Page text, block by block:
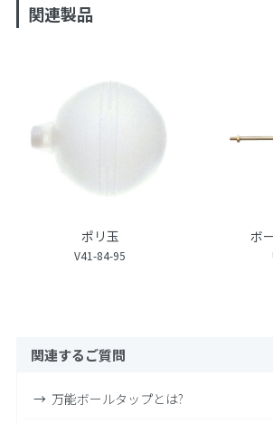
関連製品
ポリ玉
V41-84-95
ボ
関連するご質問
万能ボールタップとは?